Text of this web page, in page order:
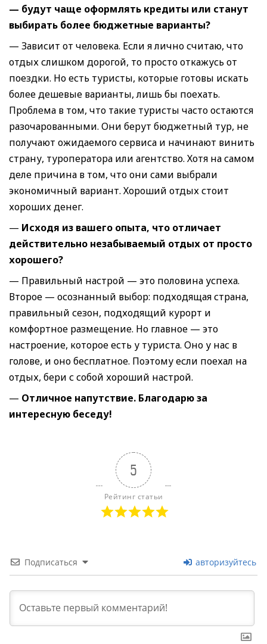
— будут чаще оформлять кредиты или станут
выбирать более бюджетные варианты?
— Зависит от человека. Если я лично считаю, что
отдых слишком дорогой, то просто откажусь от
поездки. Но есть туристы, которые готовы искать
более дешевые варианты, лишь бы поехать.
Проблема в том, что такие туристы часто остаются
разочарованными. Они берут бюджетный тур, не
получают ожидаемого сервиса и начинают винить
страну, туроператора или агентство. Хотя на самом
деле причина в том, что они сами выбрали
экономичный вариант. Хороший отдых стоит
хороших денег.
— Исходя из вашего опыта, что отличает
действительно незабываемый отдых от просто
хорошего?
— Правильный настрой — это половина успеха.
Второе — осознанный выбор: подходящая страна,
правильный сезон, подходящий курорт и
комфортное размещение. Но главное — это
настроение, которое есть у туриста. Оно у нас в
голове, и оно бесплатное. Поэтому если поехал на
отдых, бери с собой хороший настрой.
— Отличное напутствие. Благодарю за
интересную беседу!
5
Рейтинг статьи
Подписаться авторизуйтесь